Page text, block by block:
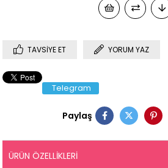
TAVSIYE ET YORUM YAZ
Telegram
Paylaş
ÜRÜN ÖZELLIKLERI